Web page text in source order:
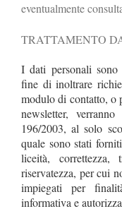
eventualmente
TRATTAMENTO
I dati personali
fine di inoltrare
modulo di contatto, o
newsletter,
196/2003, al solo
quale sono stati
liceità,
riservatezza, per cui
impiegati per
informativa e